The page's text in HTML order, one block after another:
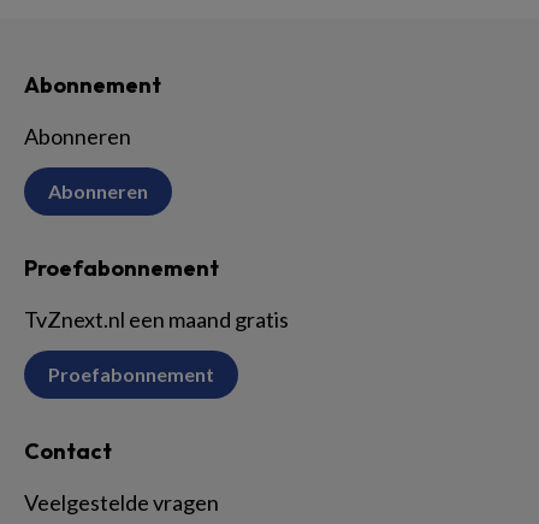
Abonnement
Abonneren
Abonneren
Proefabonnement
TvZnext.nl een maand gratis
Proefabonnement
Contact
Veelgestelde vragen